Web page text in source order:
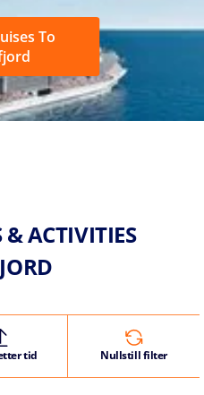
To
& ACTIVITIES
tid Nullstill filter